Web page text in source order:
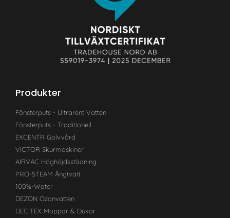
Produkter
Fönsterputs - Ultrarent Vatten
Fönsterputs - Traditionell
EXCENTR Golvvård
VICTOR Skurmaskiner
AIRVAC Höghöjdsstädning
PRO-STEAM Ångtvätt
100%-Water
DEZON Ozonvatten
DECITEX Moppar & Dukar